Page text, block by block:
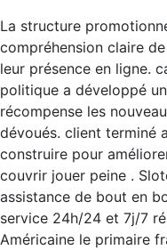
La structure
compréhension claire
leur présence en ligne.
politique a développé
récompense les
dévoués. client terminé
construire pour
couvrir jouer peine .
assistance de bout en
service 24h/24 et 7j/7
Américaine le primaire